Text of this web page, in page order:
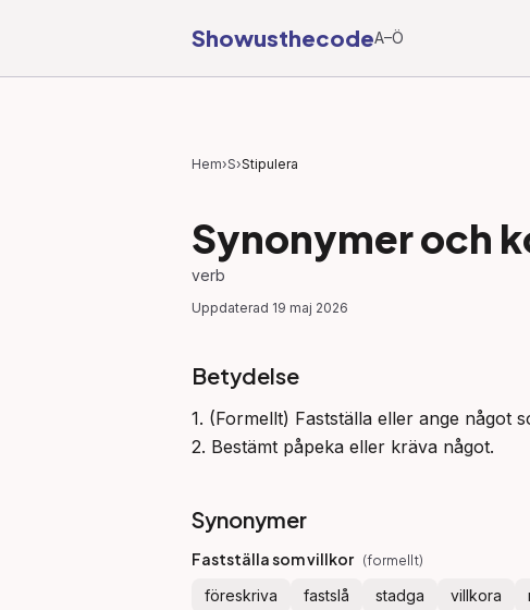
ShowusthecodeA–Ö
Hem›S›Stipulera
Synonymer och
verb
Uppdaterad 19 maj 2026
Betydelse
1. (Formellt) Fastställa eller ange något
2. Bestämt påpeka eller kräva något.
Synonymer
Fastställa som villkor (formellt)
föreskriva fastslå stadga villkora